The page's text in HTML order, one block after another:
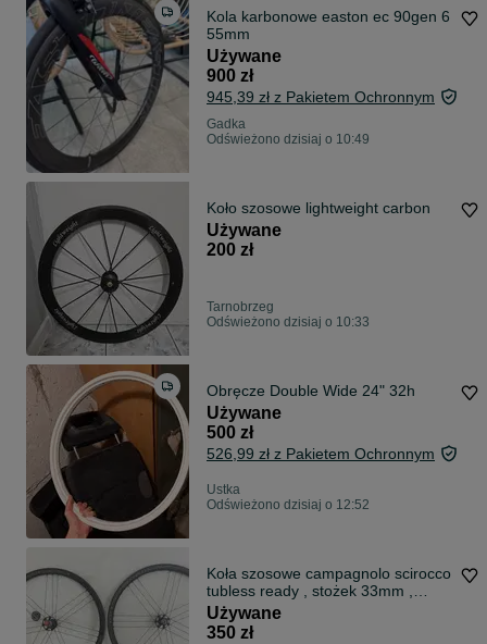
Kola karbonowe easton ec 90gen 6
55mm
Używane
900 zł
945,39 zł z Pakietem Ochronnym
Gadka
Odświeżono dzisiaj o 10:49
Koło szosowe lightweight carbon
Używane
200 zł
Tarnobrzeg
Odświeżono dzisiaj o 10:33
Obręcze Double Wide 24" 32h
Używane
500 zł
526,99 zł z Pakietem Ochronnym
Ustka
Odświeżono dzisiaj o 12:52
Koła szosowe campagnolo scirocco
tubless ready , stożek 33mm ,
szybkozamykacze /sztywna oś
Używane
350 zł